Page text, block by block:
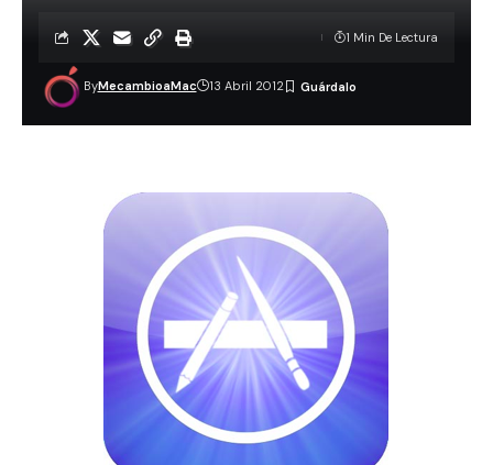
ByMecambioaMac 13 Abril 2012
1 Min De Lectura